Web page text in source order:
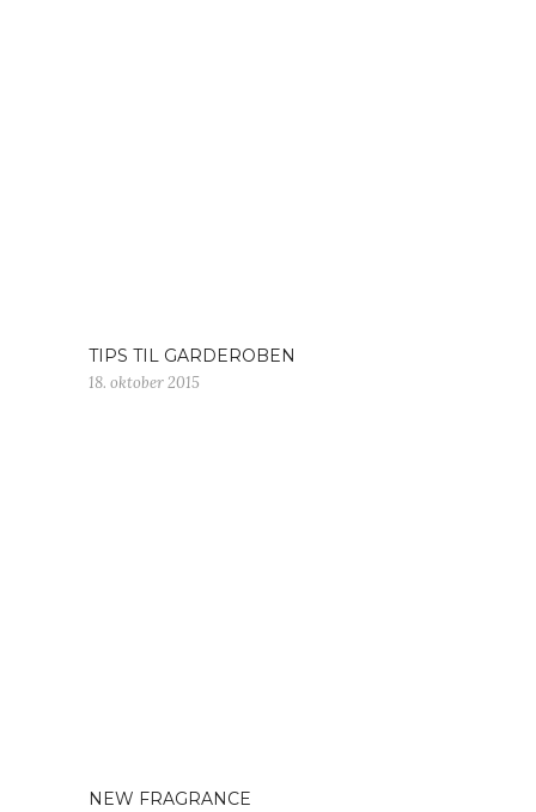
TIPS TIL GARDEROBEN
18. oktober 2015
NEW FRAGRANCE